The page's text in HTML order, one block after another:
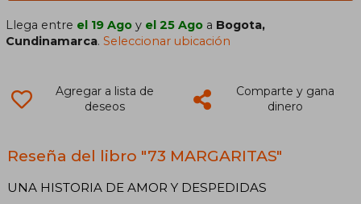
Llega entre el 19 Ago y el 25 Ago a Bogota,
Cundinamarca.Seleccionar ubicación
Agregar a lista de
deseos
Comparte y gana
dinero
Reseña del libro "73 MARGARITAS"
UNA HISTORIA DE AMOR Y DESPEDIDAS